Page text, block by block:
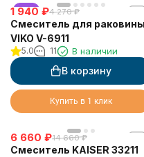
хит
1 940 ₽4 270 ₽
Смеситель для раковины
VIKO V-6911
5.0 11 В наличии
В корзину
Купить в 1 клик
6 660 ₽14 660 ₽
Смеситель KAISER 33211